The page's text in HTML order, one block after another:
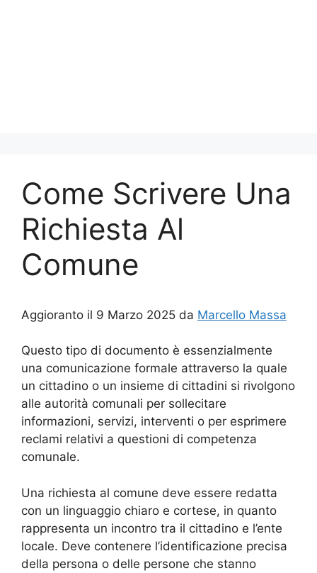
Come Scrivere Una
Richiesta Al
Comune
Aggioranto il 9 Marzo 2025 da Marcello Massa
Questo tipo di documento è essenzialmente
una comunicazione formale attraverso la quale
un cittadino o un insieme di cittadini si rivolgono
alle autorità comunali per sollecitare
informazioni, servizi, interventi o per esprimere
reclami relativi a questioni di competenza
comunale.
Una richiesta al comune deve essere redatta
con un linguaggio chiaro e cortese, in quanto
rappresenta un incontro tra il cittadino e l’ente
locale. Deve contenere l’identificazione precisa
della persona o delle persone che stanno